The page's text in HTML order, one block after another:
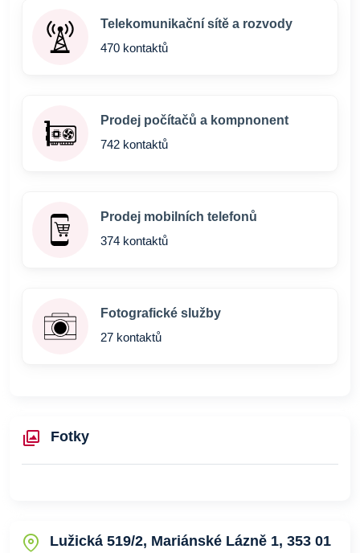
Telekomunikační sítě a rozvody
470 kontaktů
Prodej počítačů a kompnonent
742 kontaktů
Prodej mobilních telefonů
374 kontaktů
Fotografické služby
27 kontaktů
Fotky
Lužická 519/2, Mariánské Lázně 1, 353 01